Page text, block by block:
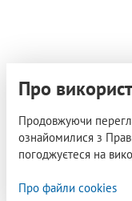
Про
Продовжуючи
ознайомилися з
погоджуєтеся на
Про файли cookies